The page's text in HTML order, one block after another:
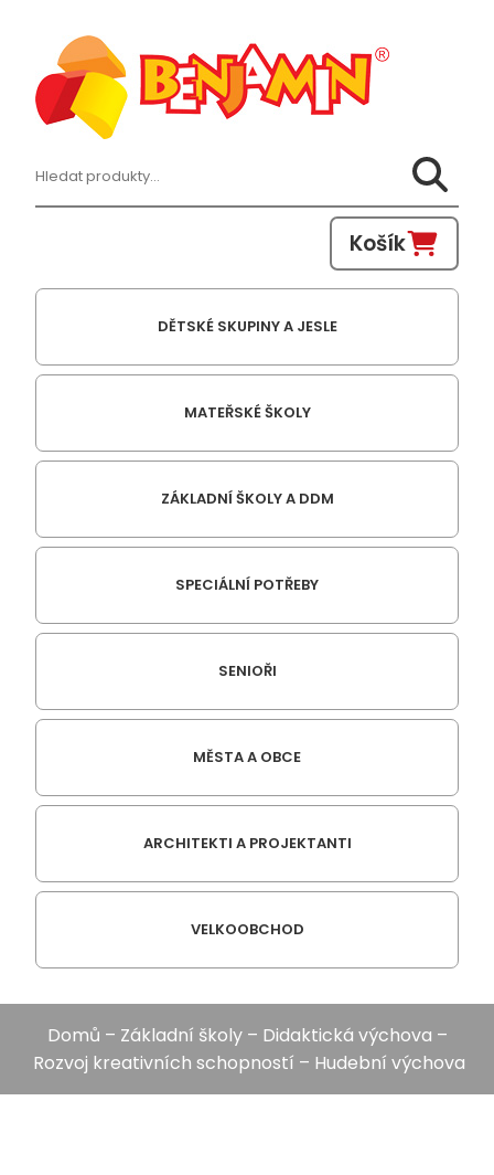
Hledat:
Košík
DĚTSKÉ SKUPINY A JESLE
MATEŘSKÉ ŠKOLY
ZÁKLADNÍ ŠKOLY A DDM
SPECIÁLNÍ POTŘEBY
SENIOŘI
MĚSTA A OBCE
ARCHITEKTI A PROJEKTANTI
VELKOOBCHOD
Domů – Základní školy– Didaktická výchova –
Rozvoj kreativních schopností – Hudební výchova